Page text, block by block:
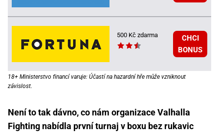
500 Kč zdarma
CHCI
BONUS
18+ Ministerstvo financí varuje: Účastí na hazardní hře může vzniknout
závislost.
Není to tak dávno, co nám organizace Valhalla
Fighting nabídla první turnaj v boxu bez rukavic